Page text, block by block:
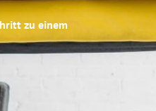
zu einem